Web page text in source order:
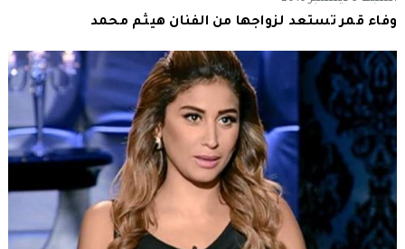
وفاء قمر تستعد لزواجها من الفنان هيثم محمد